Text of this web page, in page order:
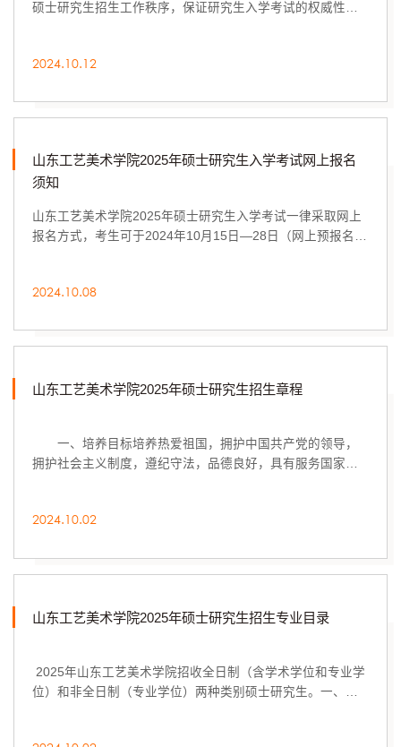
硕士研究生招生工作秩序，保证研究生入学考试的权威性、
2024.10.12
山东工艺美术学院2025年硕士研究生入学考试网上报名
须知
山东工艺美术学院2025年硕士研究生入学考试一律采取网上
报名方式，考生可于2024年10月15日—28日（网上预报名时
2024.10.08
山东工艺美术学院2025年硕士研究生招生章程
一、培养目标培养热爱祖国，拥护中国共产党的领导，
拥护社会主义制度，遵纪守法，品德良好，具有服务国家服
2024.10.02
山东工艺美术学院2025年硕士研究生招生专业目录
2025年山东工艺美术学院招收全日制（含学术学位和专业学
位）和非全日制（专业学位）两种类别硕士研究生。一、全